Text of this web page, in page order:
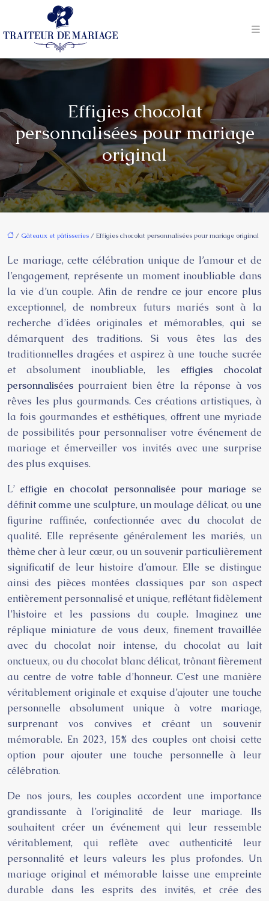
Effigies chocolat
personnalisées pour mariage
original
/ Gâteaux et pâtisseries / Effigies chocolat personnalisées pour mariage original
Le mariage, cette célébration unique de l’amour et de
l’engagement, représente un moment inoubliable dans
la vie d’un couple. Afin de rendre ce jour encore plus
exceptionnel, de nombreux futurs mariés sont à la
recherche d’idées originales et mémorables, qui se
démarquent des traditions. Si vous êtes las des
traditionnelles dragées et aspirez à une touche sucrée
et absolument inoubliable, les effigies chocolat
personnalisées pourraient bien être la réponse à vos
rêves les plus gourmands. Ces créations artistiques, à
la fois gourmandes et esthétiques, offrent une myriade
de possibilités pour personnaliser votre événement de
mariage et émerveiller vos invités avec une surprise
des plus exquises.
L’ effigie en chocolat personnalisée pour mariage se
définit comme une sculpture, un moulage délicat, ou une
figurine raffinée, confectionnée avec du chocolat de
qualité. Elle représente généralement les mariés, un
thème cher à leur cœur, ou un souvenir particulièrement
significatif de leur histoire d’amour. Elle se distingue
ainsi des pièces montées classiques par son aspect
entièrement personnalisé et unique, reflétant fidèlement
l’histoire et les passions du couple. Imaginez une
réplique miniature de vous deux, finement travaillée
avec du chocolat noir intense, du chocolat au lait
onctueux, ou du chocolat blanc délicat, trônant fièrement
au centre de votre table d’honneur. C’est une manière
véritablement originale et exquise d’ajouter une touche
personnelle absolument unique à votre mariage,
surprenant vos convives et créant un souvenir
mémorable. En 2023, 15% des couples ont choisi cette
option pour ajouter une touche personnelle à leur
célébration.
De nos jours, les couples accordent une importance
grandissante à l’originalité de leur mariage. Ils
souhaitent créer un événement qui leur ressemble
véritablement, qui reflète avec authenticité leur
personnalité et leurs valeurs les plus profondes. Un
mariage original et mémorable laisse une empreinte
durable dans les esprits des invités, et crée des